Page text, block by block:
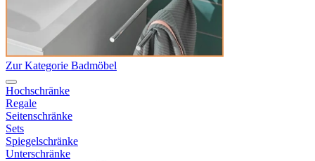
Zur Kategorie Badmöbel
Hochschränke
Regale
Seitenschränke
Sets
Spiegelschränke
Unterschränke